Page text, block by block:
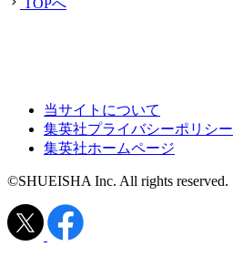
当サイトについて
集英社プライバシーポリシー
集英社ホームページ
©SHUEISHA Inc. All rights reserved.